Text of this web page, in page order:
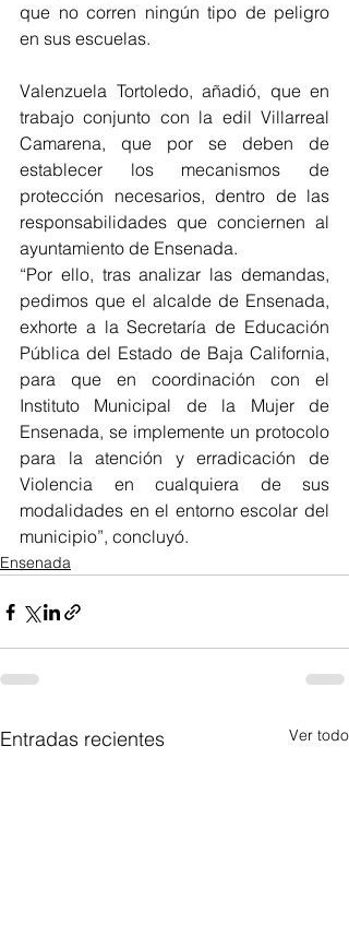
que no corren ningún tipo de peligro
en sus escuelas.
Valenzuela Tortoledo, añadió, que en
trabajo conjunto con la edil Villarreal
Camarena, que por se deben de
establecer los mecanismos de
protección necesarios, dentro de las
responsabilidades que conciernen al
ayuntamiento de Ensenada.
“Por ello, tras analizar las demandas,
pedimos que el alcalde de Ensenada,
exhorte a la Secretaría de Educación
Pública del Estado de Baja California,
para que en coordinación con el
Instituto Municipal de la Mujer de
Ensenada, se implemente un protocolo
para la atención y erradicación de
Violencia en cualquiera de sus
modalidades en el entorno escolar del
municipio”, concluyó.
Ensenada
Entradas recientes Ver todo